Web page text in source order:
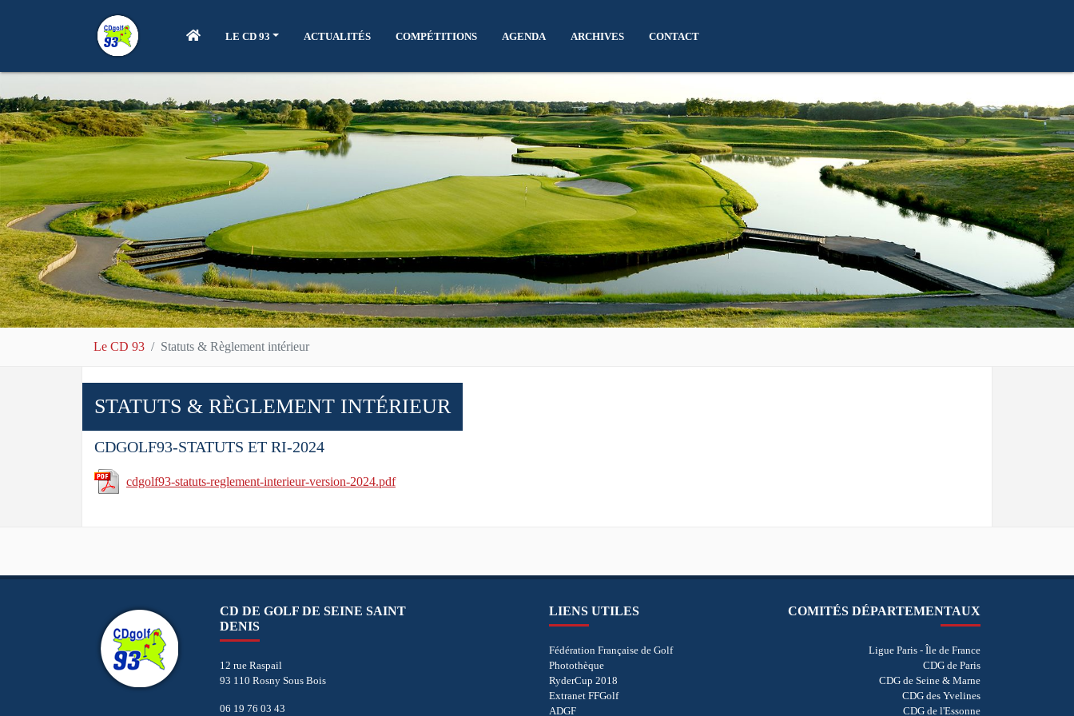
LE CD 93 ACTUALITÉS COMPÉTITIONS AGENDA ARCHIVES CONTACT
Le CD 93 Statuts & Règlement intérieur
STATUTS & RÈGLEMENT INTÉRIEUR
CDGOLF93-STATUTS ET RI-2024
cdgolf93-statuts-reglement-interieur-version-2024.pdf
CD DE GOLF DE SEINE SAINT
DENIS
12 rue Raspail
93 110 Rosny Sous Bois
06 19 76 03 43
LIENS UTILES
Fédération Française de Golf
Photothèque
RyderCup 2018
Extranet FFGolf
ADGF
COMITÉS DÉPARTEMENTAUX
Ligue Paris - Île de France
CDG de Paris
CDG de Seine & Marne
CDG des Yvelines
CDG de l'Essonne